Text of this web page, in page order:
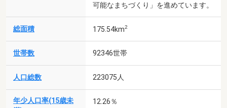
可能なまちづくり」を進めています。
総面積 175.54km2
世帯数 92346世帯
人口総数 223075人
年少人口率(15歳未
12.26％